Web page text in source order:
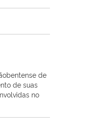
de
de suas
no